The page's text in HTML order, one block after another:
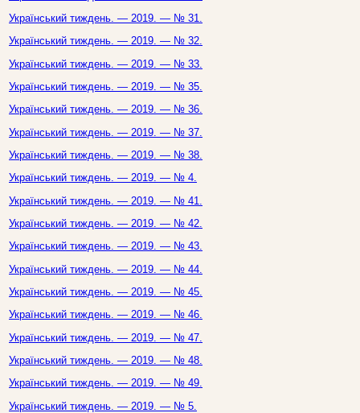
Український тиждень. — 2019. — № 31.
Український тиждень. — 2019. — № 32.
Український тиждень. — 2019. — № 33.
Український тиждень. — 2019. — № 35.
Український тиждень. — 2019. — № 36.
Український тиждень. — 2019. — № 37.
Український тиждень. — 2019. — № 38.
Український тиждень. — 2019. — № 4.
Український тиждень. — 2019. — № 41.
Український тиждень. — 2019. — № 42.
Український тиждень. — 2019. — № 43.
Український тиждень. — 2019. — № 44.
Український тиждень. — 2019. — № 45.
Український тиждень. — 2019. — № 46.
Український тиждень. — 2019. — № 47.
Український тиждень. — 2019. — № 48.
Український тиждень. — 2019. — № 49.
Український тиждень. — 2019. — № 5.